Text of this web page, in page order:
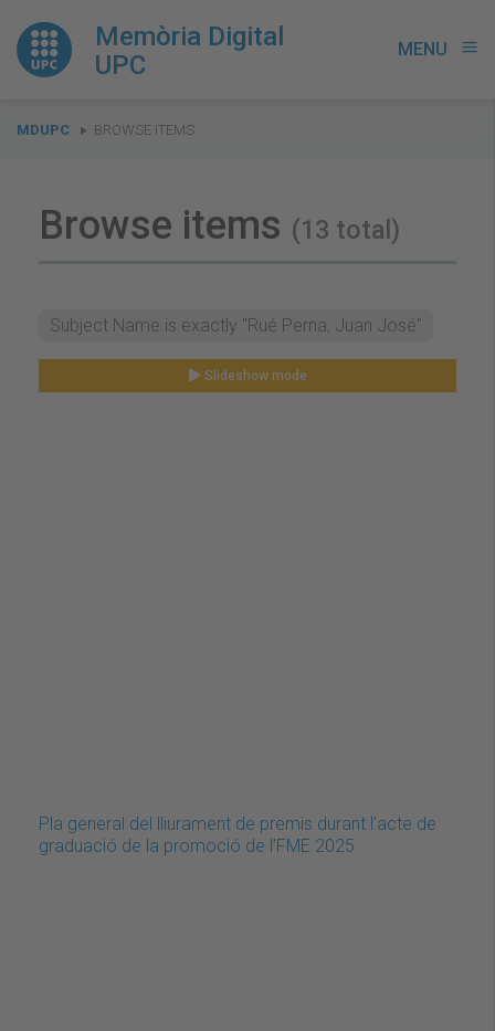
Memòria Digital
UPC
MENU menu
You
MDUPC BROWSE ITEMS
Browse items (13 total)
Subject Name is exactly "Rué Perna, Juan José"
Slideshow mode
Pla general del lliurament de premis durant l’acte de
graduació de la promoció de l’FME 2025